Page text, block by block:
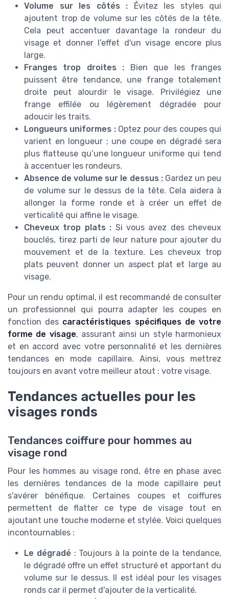
Volume sur les côtés : Évitez les styles qui
ajoutent trop de volume sur les côtés de la tête.
Cela peut accentuer davantage la rondeur du
visage et donner l’effet d'un visage encore plus
large.
Franges trop droites : Bien que les franges
puissent être tendance, une frange totalement
droite peut alourdir le visage. Privilégiez une
frange effilée ou légèrement dégradée pour
adoucir les traits.
Longueurs uniformes :Optez pour des coupes qui
varient en longueur ; une coupe en dégradé sera
plus flatteuse qu’une longueur uniforme qui tend
à accentuer les rondeurs.
Absence de volume sur le dessus :Gardez un peu
de volume sur le dessus de la tête. Cela aidera à
allonger la forme ronde et à créer un effet de
verticalité qui affine le visage.
Cheveux trop plats : Si vous avez des cheveux
bouclés, tirez parti de leur nature pour ajouter du
mouvement et de la texture. Les cheveux trop
plats peuvent donner un aspect plat et large au
visage.
Pour un rendu optimal, il est recommandé de consulter
un professionnel qui pourra adapter les coupes en
fonction des caractéristiques spécifiques de votre
forme de visage, assurant ainsi un style harmonieux
et en accord avec votre personnalité et les dernières
tendances en mode capillaire. Ainsi, vous mettrez
toujours en avant votre meilleur atout : votre visage.
Tendances actuelles pour les
visages ronds
Tendances coiffure pour hommes au
visage rond
Pour les hommes au visage rond, être en phase avec
les dernières tendances de la mode capillaire peut
s'avérer bénéfique. Certaines coupes et coiffures
permettent de flatter ce type de visage tout en
ajoutant une touche moderne et stylée. Voici quelques
incontournables :
Le dégradé : Toujours à la pointe de la tendance,
le dégradé offre un effet structuré et apportant du
volume sur le dessus. Il est idéal pour les visages
ronds car il permet d'ajouter de la verticalité.